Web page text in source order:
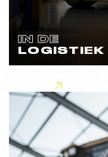
IN DE
LOGISTIEK